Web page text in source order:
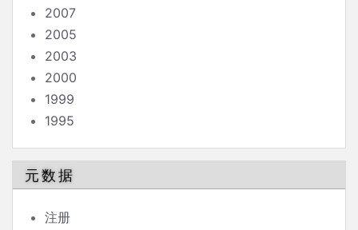
2007
2005
2003
2000
1999
1995
元数据
注册